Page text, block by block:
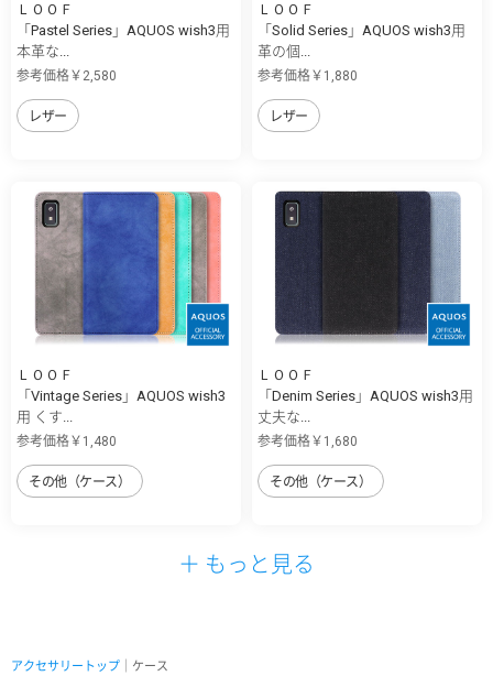
ＬＯＯＦ
「Pastel Series」AQUOS wish3用
本革な...
参考価格￥2,580
レザー
ＬＯＯＦ
「Solid Series」AQUOS wish3用
革の個...
参考価格￥1,880
レザー
ＬＯＯＦ
「Vintage Series」AQUOS wish3
用 くす...
参考価格￥1,480
その他（ケース）
ＬＯＯＦ
「Denim Series」AQUOS wish3用
丈夫な...
参考価格￥1,680
その他（ケース）
＋ もっと見る
アクセサリートップ ｜ケース